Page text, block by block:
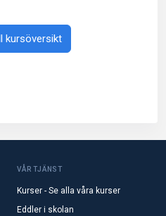
kursöversikt
VÅR TJÄNST
Kurser - Se alla våra kurser
Eddler i skolan